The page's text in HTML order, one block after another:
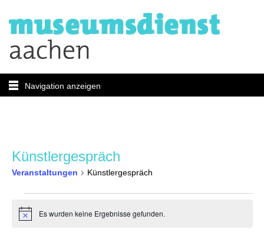
Navigation anzeigen
Künstlergespräch
Veranstaltungen Künstlergespräch
Veranstaltungen
HinweisEs wurden keine Ergebnisse gefunden.